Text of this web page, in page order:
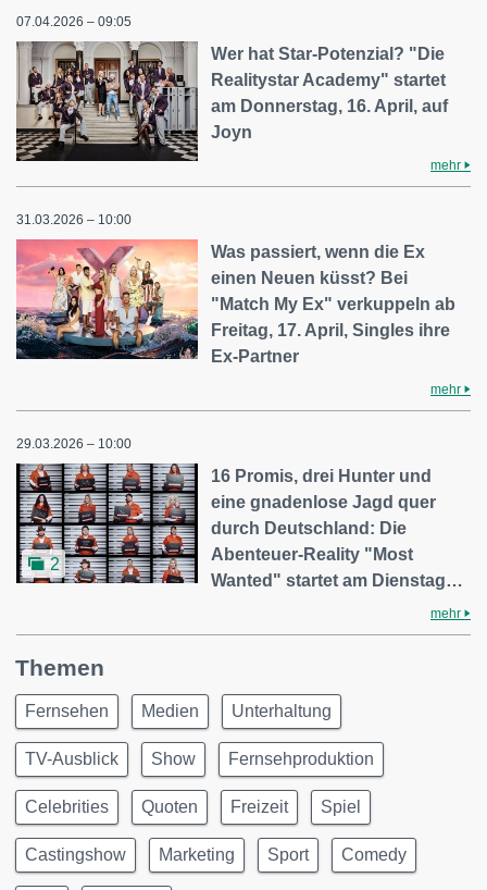
07.04.2026 – 09:05
Wer hat Star-Potenzial? "Die
Realitystar Academy" startet
am Donnerstag, 16. April, auf
Joyn
mehr
31.03.2026 – 10:00
Was passiert, wenn die Ex
einen Neuen küsst? Bei
"Match My Ex" verkuppeln ab
Freitag, 17. April, Singles ihre
Ex-Partner
mehr
29.03.2026 – 10:00
2
16 Promis, drei Hunter und
eine gnadenlose Jagd quer
durch Deutschland: Die
Abenteuer-Reality "Most
Wanted" startet am Dienstag…
mehr
Themen
Fernsehen Medien Unterhaltung
TV-Ausblick Show Fernsehproduktion
Celebrities Quoten Freizeit Spiel
Castingshow Marketing Sport Comedy